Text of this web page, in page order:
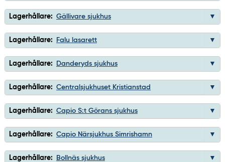
Lagerhållare: Gällivare sjukhus
Lagerhållare: Falu lasarett
Lagerhållare: Danderyds sjukhus
Lagerhållare: Centralsjukhuset Kristianstad
Lagerhållare: Capio S:t Görans sjukhus
Lagerhållare: Capio Närsjukhus Simrishamn
Lagerhållare: Bollnäs sjukhus